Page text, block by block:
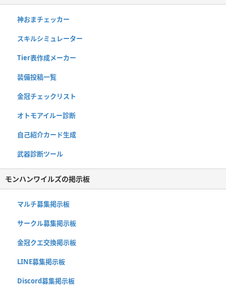
神おまチェッカー
スキルシミュレーター
Tier表作成メーカー
装備投稿一覧
金冠チェックリスト
オトモアイルー診断
自己紹介カード生成
武器診断ツール
モンハンワイルズの掲示板
マルチ募集掲示板
サークル募集掲示板
金冠クエ交換掲示板
LINE募集掲示板
Discord募集掲示板